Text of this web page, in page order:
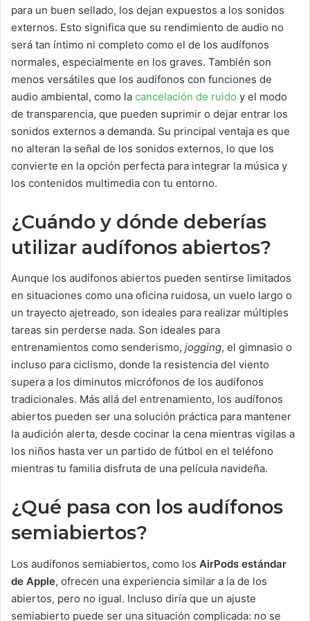
para un buen sellado, los dejan expuestos a los sonidos
externos. Esto significa que su rendimiento de audio no
será tan íntimo ni completo como el de los audífonos
normales, especialmente en los graves. También son
menos versátiles que los audífonos con funciones de
audio ambiental, como la cancelación de ruido y el modo
de transparencia, que pueden suprimir o dejar entrar los
sonidos externos a demanda. Su principal ventaja es que
no alteran la señal de los sonidos externos, lo que los
convierte en la opción perfecta para integrar la música y
los contenidos multimedia con tu entorno.
¿Cuándo y dónde deberías
utilizar audífonos abiertos?
Aunque los audífonos abiertos pueden sentirse limitados
en situaciones como una oficina ruidosa, un vuelo largo o
un trayecto ajetreado, son ideales para realizar múltiples
tareas sin perderse nada. Son ideales para
entrenamientos como senderismo, jogging, el gimnasio o
incluso para ciclismo, donde la resistencia del viento
supera a los diminutos micrófonos de los audífonos
tradicionales. Más allá del entrenamiento, los audífonos
abiertos pueden ser una solución práctica para mantener
la audición alerta, desde cocinar la cena mientras vigilas a
los niños hasta ver un partido de fútbol en el teléfono
mientras tu familia disfruta de una película navideña.
¿Qué pasa con los audífonos
semiabiertos?
Los audífonos semiabiertos, como los AirPods estándar
de Apple, ofrecen una experiencia similar a la de los
abiertos, pero no igual. Incluso diría que un ajuste
semiabierto puede ser una situación complicada: no se